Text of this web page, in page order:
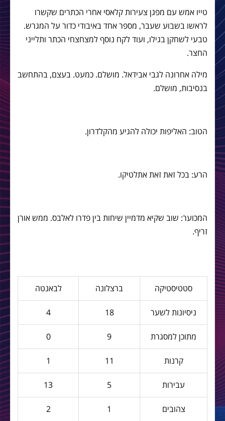
טייו אמש עם מפגן צעירות קלאסי אחרי הכתרים שקשרו
לראשו בשבוע שעבר, מספר אחד באיבודי כדור על המגרש.
טבעי לשחקן בגילו, ועוד לקח נוסף למצחצחי הכתר ותלייני
החצר.
מילה אחרונה לגבי אבידאל. מושלם. כמעט. בעצם, בהתחשב
בנסיבות, מושלם.
הטוב: האליפות יכולה להגיע מהקלדרון.
הרע: בכל זאת זאת אתלטיקו.
המכוער: שוב שקיא מדמיין שיחות בין פדרו לאלבס. ממש אורן
זריף.
סטטיסטיקה ברצלונה לבאנטה
ניסיונות לשער 18
4
מתוכן למסגרת 9
0
קרנות 11
1
עבירות 5
13
צהובים 1
2